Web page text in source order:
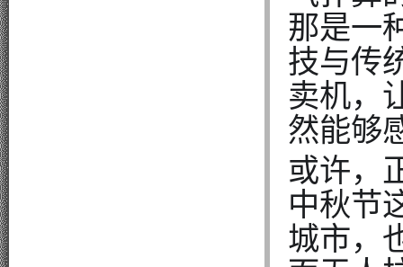
那是一
技与传
卖机，
然能够
或许，
中秋节
城市，